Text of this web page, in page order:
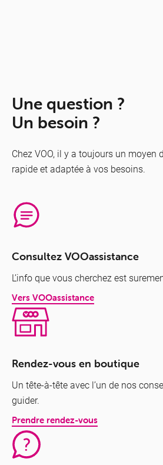
Une question ?
Un besoin ?
Chez VOO, il y a toujours un moyen
rapide et adaptée à vos besoins.
Consultez VOOassistance
L’info que vous cherchez est
Vers VOOassistance
Rendez-vous en boutique
Un tête-à-tête avec l’un de nos
guider.
Prendre rendez-vous